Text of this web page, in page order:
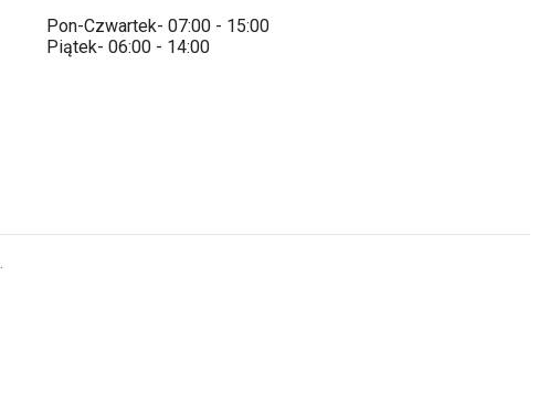
Pon-Czwartek- 07:00 - 15:00
Piątek- 06:00 - 14:00